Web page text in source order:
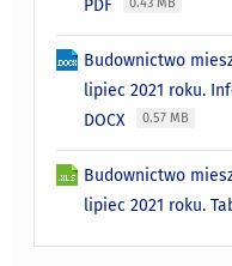
PDF
Budownictwo
lipiec 2021 roku.
DOCX
0.57 MB
Budownictwo
lipiec 2021 roku.